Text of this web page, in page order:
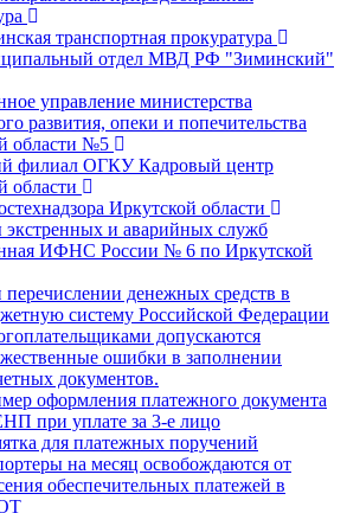
транспортная прокуратура
отдел МВД РФ "Зиминский"
управление министерства
развития, опеки и попечительства
области №5
филиал ОГКУ Кадровый центр
области
Иркутской области
и аварийных служб
ИФНС России № 6 по Иркутской
денежных средств в
систему Российской Федерации
допускаются
ошибки в заполнении
документов.
оформления платежного документа
при уплате за 3-е лицо
для платежных поручений
на месяц освобождаются от
обеспечительных платежей в